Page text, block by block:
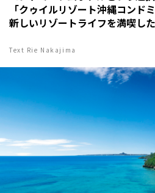
「クゥイルリゾート沖縄コンド
新しいリゾートライフを満喫した
Text Rie Nakajima